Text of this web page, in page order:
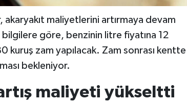
maliyetlerini artırmaya devam
göre, benzinin litre fiyatına 12
zam yapılacak. Zam sonrası kentte
bekleniyor.
maliyeti yükseltti